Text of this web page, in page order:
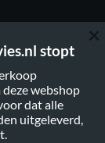
stopt
webshop
dat alle
uitgeleverd,
×